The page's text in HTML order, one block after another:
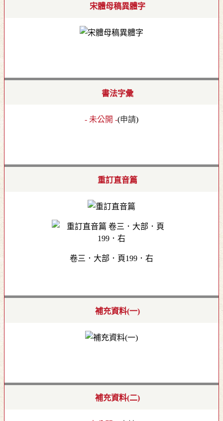
宋體母稿異體字
書法字彙
- 未公開 -(申請)
重訂直音篇
卷三．大部．頁199．右
補充資料(一)
補充資料(二)